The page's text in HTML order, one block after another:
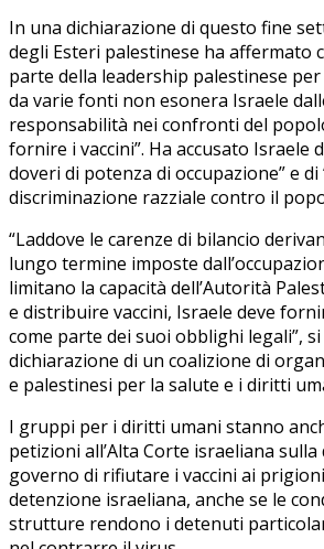
In una dichiarazione di questo fine
degli Esteri palestinese ha affermato
parte della leadership palestinese
da varie fonti non esonera Israele
responsabilità nei confronti del
fornire i vaccini”. Ha accusato Israele
doveri di potenza di occupazione” e di
discriminazione razziale contro il
“Laddove le carenze di bilancio
lungo termine imposte
limitano la capacità dell’Autorità
e distribuire vaccini, Israele deve
come parte dei suoi obblighi legali”,
dichiarazione di un coalizione di
e palestinesi per la salute e i diritti
I gruppi per i diritti umani stanno
petizioni all’Alta Corte israeliana sulla
governo di rifiutare i vaccini ai
detenzione israeliana, anche se le
strutture rendono i detenuti